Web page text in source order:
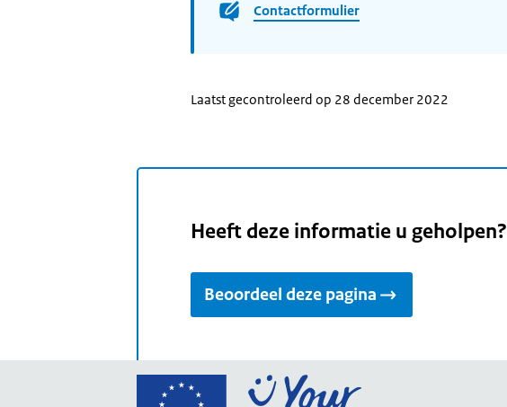
Contactformulier
Laatst gecontroleerd op 28 december 2022
Heeft deze informatie u geholpen?
Beoordeel deze pagina
Ga